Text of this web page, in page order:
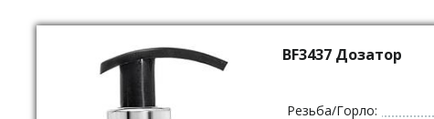
BF3437 Дозатор
Резьба/Горло: